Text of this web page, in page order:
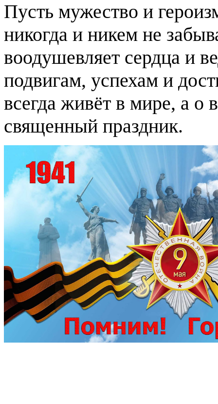
Пусть мужество и
никогда и никем не
воодушевляет сердца и
подвигам, успехам и
всегда живёт в мире, а о
священный праздник.